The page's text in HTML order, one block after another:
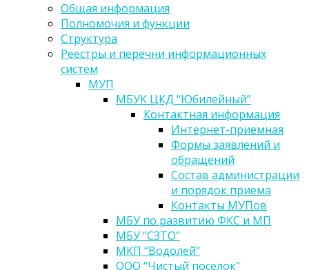
Общая информация
Полномочия и функции
Структура
Реестры и перечни информационных
систем
МУП
МБУК ЦКД “Юбилейный”
Контактная информация
Интернет-приемная
Формы заявлений и
обращений
Состав администрации
и порядок приема
Контакты МУПов
МБУ по развитию ФКС и МП
МБУ “СЗТО”
МКП “Водолей”
ООО “Чистый поселок”